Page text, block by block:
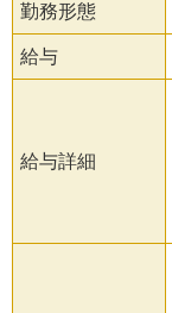
勤務形態
給与
給与詳細